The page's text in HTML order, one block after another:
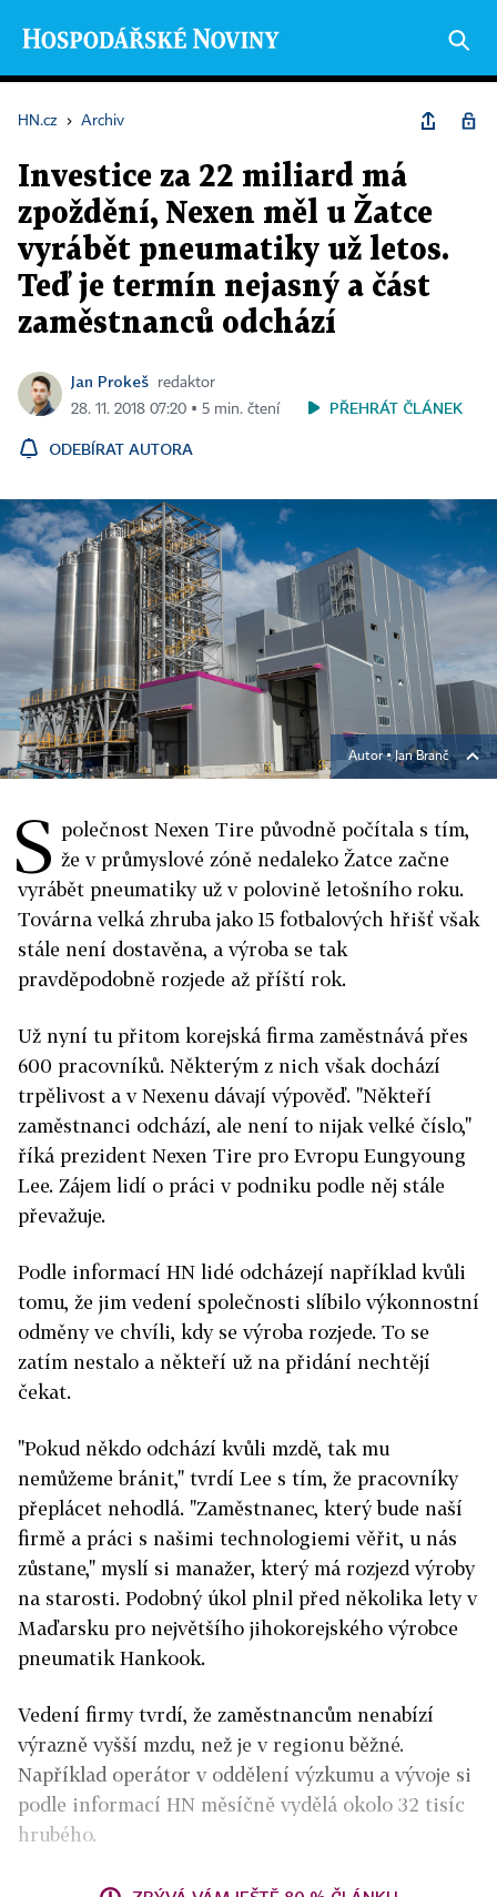
HN.cz › Archiv
Investice za 22 miliard má
zpoždění, Nexen měl u Žatce
vyrábět pneumatiky už letos.
Teď je termín nejasný a část
zaměstnanců odchází
Jan Prokeš
redaktor
28. 11. 2018 07:20 ▪ 5 min. čtení
PŘEHRÁT ČLÁNEK
ODEBÍRAT AUTORA
Autor ▪Jan Branč
S polečnost Nexen Tire původně počítala s tím,
že v průmyslové zóně nedaleko Žatce začne
vyrábět pneumatiky už v polovině letošního roku.
Továrna velká zhruba jako 15 fotbalových hřišť však
stále není dostavěna, a výroba se tak
pravděpodobně rozjede až příští rok.
Už nyní tu přitom korejská firma zaměstnává přes
600 pracovníků. Některým z nich však dochází
trpělivost a v Nexenu dávají výpověď. "Někteří
zaměstnanci odchází, ale není to nijak velké číslo,"
říká prezident Nexen Tire pro Evropu Eungyoung
Lee. Zájem lidí o práci v podniku podle něj stále
převažuje.
Podle informací HN lidé odcházejí například kvůli
tomu, že jim vedení společnosti slíbilo výkonnostní
odměny ve chvíli, kdy se výroba rozjede. To se
zatím nestalo a někteří už na přidání nechtějí
čekat.
"Pokud někdo odchází kvůli mzdě, tak mu
nemůžeme bránit," tvrdí Lee s tím, že pracovníky
přeplácet nehodlá. "Zaměstnanec, který bude naší
firmě a práci s našimi technologiemi věřit, u nás
zůstane," myslí si manažer, který má rozjezd výroby
na starosti. Podobný úkol plnil před několika lety v
Maďarsku pro největšího jihokorejského výrobce
pneumatik Hankook.
Vedení firmy tvrdí, že zaměstnancům nenabízí
výrazně vyšší mzdu, než je v regionu běžné.
Například operátor v oddělení výzkumu a vývoje si
podle informací HN měsíčně vydělá okolo 32 tisíc
hrubého.